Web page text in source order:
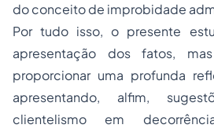
do conceito de improbidade
Por tudo isso, o presente
apresentação dos fatos,
proporcionar uma profunda
apresentando, alfim,
clientelismo em